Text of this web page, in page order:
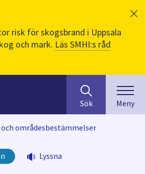
risk för skogsbrand i Uppsala
och mark. Läs SMHI:s råd
efter
innehåll
på
webbplatsen.
Sök Meny
områdesbestämmelser
Lyssna